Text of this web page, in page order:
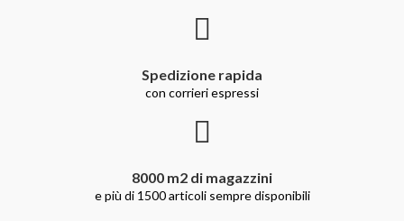
Spedizione rapida
con corrieri espressi
8000 m2 di magazzini
e più di 1500 articoli sempre disponibili